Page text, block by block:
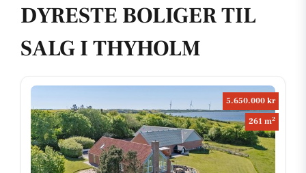
DYRESTE BOLIGER TIL
SALG I THYHOLM
5.650.000 kr
261 m2